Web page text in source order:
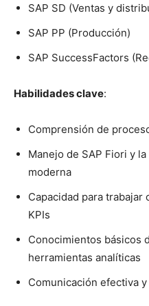
SAP SD (Ventas y
SAP PP (Producción)
SAP SuccessFactors
Habilidades clave:
Comprensión de
Manejo de SAP Fiori y
moderna
Capacidad para
KPIs
Conocimientos básicos
herramientas analíticas
Comunicación efectiva